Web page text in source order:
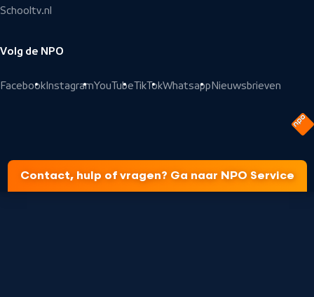
Schooltv.nl
Volg de NPO
Facebook InstagramYouTubeTikTokWhatsapp Nieuwsbrieven
Contact, hulp of vragen? Ga naar NPO Service